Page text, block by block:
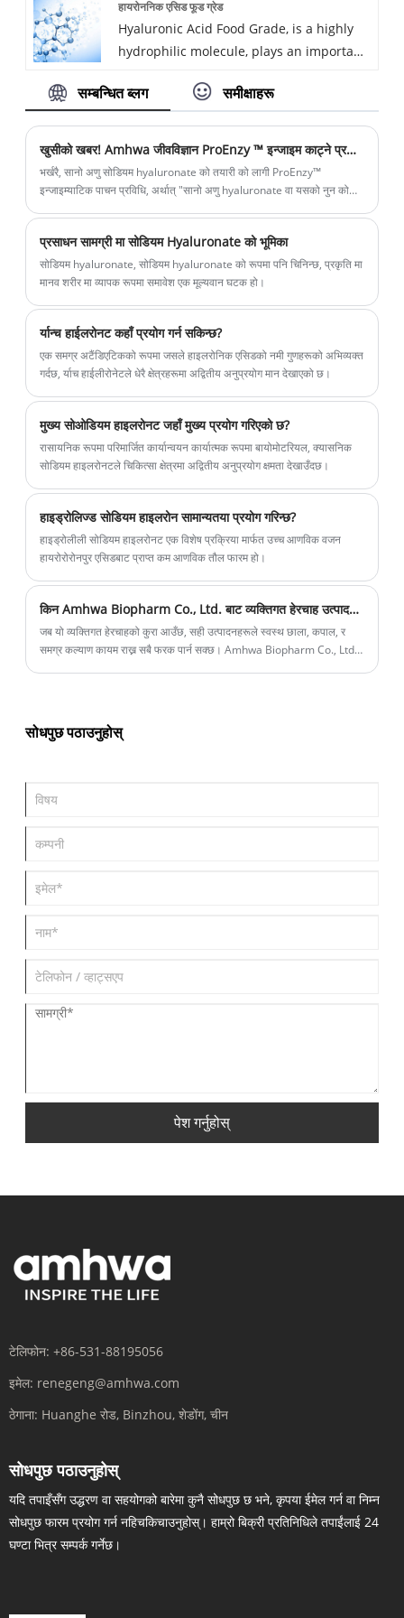
immunogenicity, has increased its appeal
in numerous medical and cosmetic
applications."
transport of water, it helps to maintain
the hydration and elastoviscosity of
tissues.The remarkable viscoelastic and
biocompatibility, biodegradability, and
appeal in numerous medical and
cosmetic applications."
हायरोननिक एसिड फूड ग्रेड
Hyaluronic Acid Food Grade, is a highly
hydrophilic molecule, plays an important
contributes to the transport of water, it
elastoviscosity of tissues.The remarkable
viscoelastic and water holding property
of HA, besides its biocompatibility,
biodegradability, and non-
immunogenicity, has increased its appeal
in numerous medical and cosmetic
applications."
सम्बन्धित ब्लग समीक्षाहरू
खुसीको खबर! Amhwa जीवविज्ञान ProEnzy ™ इन्जाइम काट्ने प्रविधिले राष्ट्रिय आविष्कार पेटेन्ट प्राप्त गर्यो
भर्खरै, सानो अणु सोडियम hyaluronate को तयारी को लागी ProEnzy™
इन्जाइम्याटिक पाचन प्रविधि, अर्थात् "सानो अणु hyaluronate वा यसको नुन को
आविष्कार पेटेन्टको प्रमाणपत्र प्रदान गरिएको छ, जुन हाम्रो देशको जैविक
इन्जिनियरिङ प्रविधिको क्षेत्रमा एक सफलता हो।
प्रसाधन सामग्री मा सोडियम Hyaluronate को भूमिका
सोडियम hyaluronate, सोडियम hyaluronate को रूपमा पनि चिनिन्छ, प्रकृति मा
मानव शरीर मा व्यापक रूपमा समावेश एक मूल्यवान घटक हो।
र्यान्च हाईलरोनट कहाँ प्रयोग गर्न सकिन्छ?
एक समग्र अटैंडिएटिकको रूपमा जसले हाइलरोनिक एसिडको नमी गुणहरूको अभिव्यक्त
गर्दछ, र्याच हाईलीरोनेटले धेरै क्षेत्रहरूमा अद्वितीय अनुप्रयोग मान देखाएको छ।
मुख्य सोओडियम हाइलरोनट जहाँ मुख्य प्रयोग गरिएको छ?
रासायनिक रूपमा परिमार्जित कार्यान्वयन कार्यात्मक रूपमा बायोमोटरियल, क्यासनिक
सोडियम हाइलरोनटले चिकित्सा क्षेत्रमा अद्वितीय अनुप्रयोग क्षमता देखाउँदछ।
हाइड्रोलिज्ड सोडियम हाइलरोन सामान्यतया प्रयोग गरिन्छ?
हाइड्रोलीली सोडियम हाइलरोनट एक विशेष प्रक्रिया मार्फत उच्च आणविक वजन
हायरोरोरोनपुर एसिडबाट प्राप्त कम आणविक तौल फारम हो।
किन Amhwa Biopharm Co., Ltd. बाट व्यक्तिगत हेरचाह उत्पादनहरू छनौट गर्ने?
जब यो व्यक्तिगत हेरचाहको कुरा आउँछ, सही उत्पादनहरूले स्वस्थ छाला, कपाल, र
समग्र कल्याण कायम राख्न सबै फरक पार्न सक्छ। Amhwa Biopharm Co., Ltd
कारणहरू बारे जानौं।
सोधपुछ पठाउनुहोस्
पेश गर्नुहोस्
टेलिफोन: +86-531-88195056
इमेल: renegeng@amhwa.com
ठेगाना: Huanghe रोड, Binzhou, शेडोंग, चीन
सोधपुछ पठाउनुहोस्
यदि तपाइँसँग उद्धरण वा सहयोगको बारेमा कुनै सोधपुछ छ भने, कृपया ईमेल गर्न वा निम्न
सोधपुछ फारम प्रयोग गर्न नहिचकिचाउनुहोस्। हाम्रो बिक्री प्रतिनिधिले तपाईंलाई 24
घण्टा भित्र सम्पर्क गर्नेछ।